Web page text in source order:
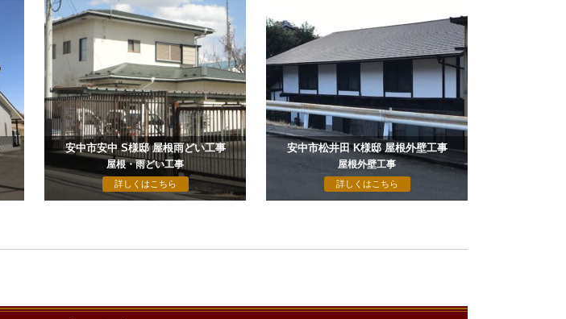
安中市安中 S様邸 屋根雨どい工事
屋根・雨どい工事
詳しくはこちら
安中市松井田 K様邸 屋根外壁工事
屋根外壁工事
詳しくはこちら